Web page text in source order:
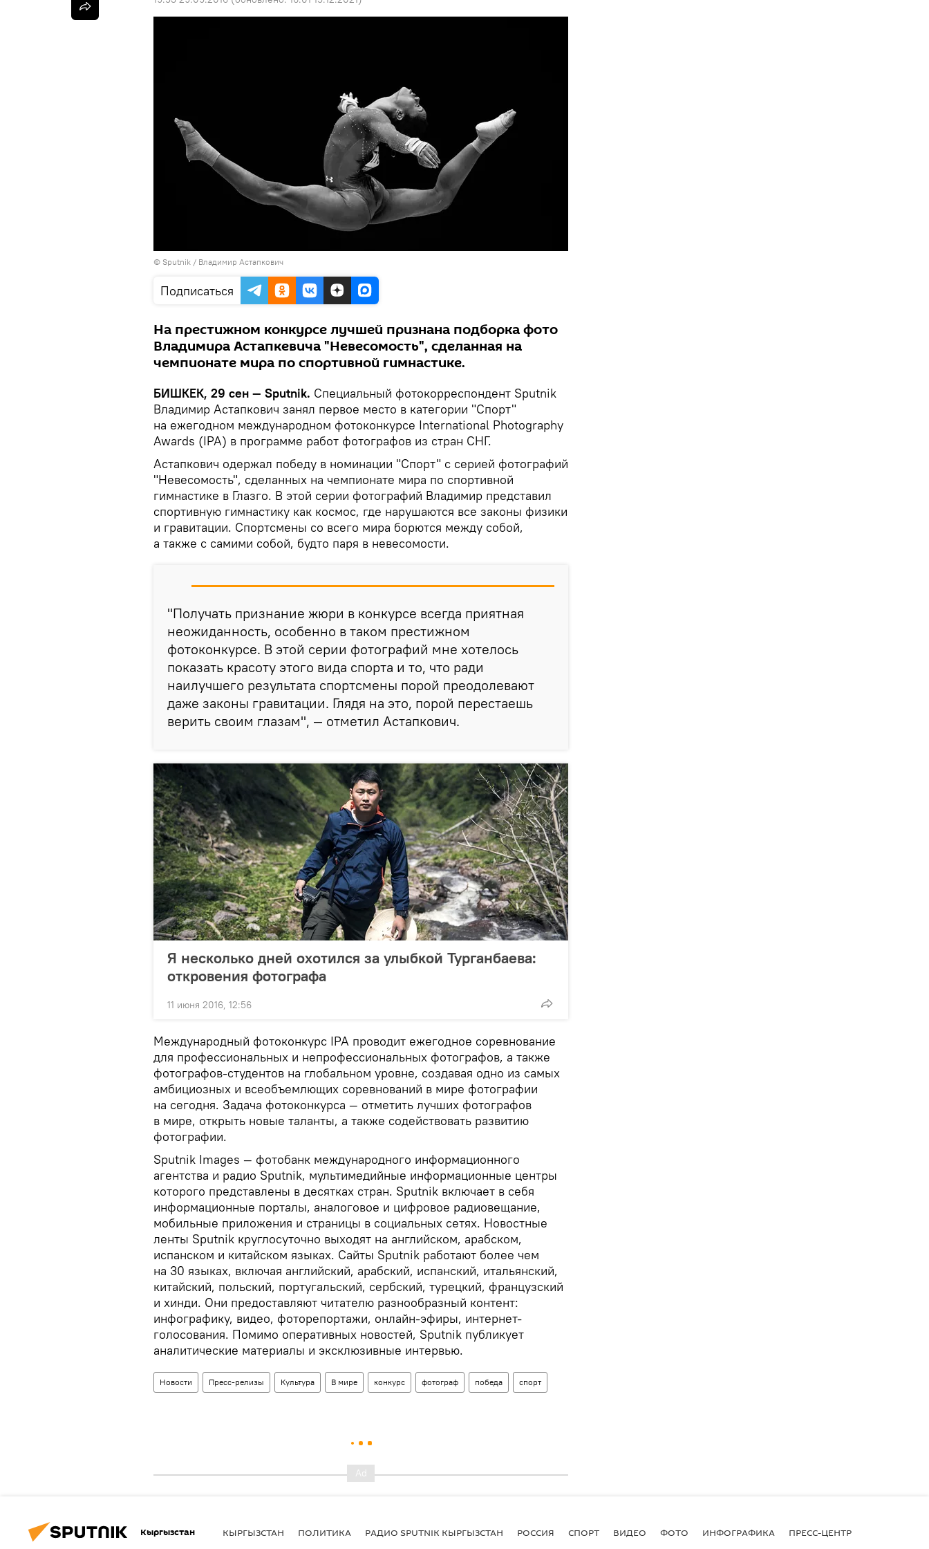
© Sputnik / Владимир Астапкович
Подписаться
На престижном конкурсе лучшей признана подборка фото
Владимира Астапкевича "Невесомость", сделанная на
чемпионате мира по спортивной гимнастике.
БИШКЕК, 29 сен — Sputnik. Специальный фотокорреспондент Sputnik
Владимир Астапкович занял первое место в категории "Спорт"
на ежегодном международном фотоконкурсе International Photography
Awards (IPA) в программе работ фотографов из стран СНГ.
Астапкович одержал победу в номинации "Спорт" с серией фотографий
"Невесомость", сделанных на чемпионате мира по спортивной
гимнастике в Глазго. В этой серии фотографий Владимир представил
спортивную гимнастику как космос, где нарушаются все законы физики
и гравитации. Спортсмены со всего мира борются между собой,
а также с самими собой, будто паря в невесомости.
"Получать признание жюри в конкурсе всегда приятная
неожиданность, особенно в таком престижном
фотоконкурсе. В этой серии фотографий мне хотелось
показать красоту этого вида спорта и то, что ради
наилучшего результата спортсмены порой преодолевают
даже законы гравитации. Глядя на это, порой перестаешь
верить своим глазам", — отметил Астапкович.
Я несколько дней охотился за улыбкой Турганбаева:
откровения фотографа
11 июня 2016, 12:56
Международный фотоконкурс IPA проводит ежегодное соревнование
для профессиональных и непрофессиональных фотографов, а также
фотографов-студентов на глобальном уровне, создавая одно из самых
амбициозных и всеобъемлющих соревнований в мире фотографии
на сегодня. Задача фотоконкурса — отметить лучших фотографов
в мире, открыть новые таланты, а также содействовать развитию
фотографии.
Sputnik Images — фотобанк международного информационного
агентства и радио Sputnik, мультимедийные информационные центры
которого представлены в десятках стран. Sputnik включает в себя
информационные порталы, аналоговое и цифровое радиовещание,
мобильные приложения и страницы в социальных сетях. Новостные
ленты Sputnik круглосуточно выходят на английском, арабском,
испанском и китайском языках. Сайты Sputnik работают более чем
на 30 языках, включая английский, арабский, испанский, итальянский,
китайский, польский, португальский, сербский, турецкий, французский
и хинди. Они предоставляют читателю разнообразный контент:
инфографику, видео, фоторепортажи, онлайн-эфиры, интернет-
голосования. Помимо оперативных новостей, Sputnik публикует
аналитические материалы и эксклюзивные интервью.
Новости Пресс-релизы Культура В мире конкурс фотограф победа спорт
Кыргызстан КЫРГЫЗСТАН ПОЛИТИКА РАДИО SPUTNIK КЫРГЫЗСТАН РОССИЯ СПОРТ ВИДЕО ФОТО ИНФОГРАФИКА ПРЕСС-ЦЕНТР